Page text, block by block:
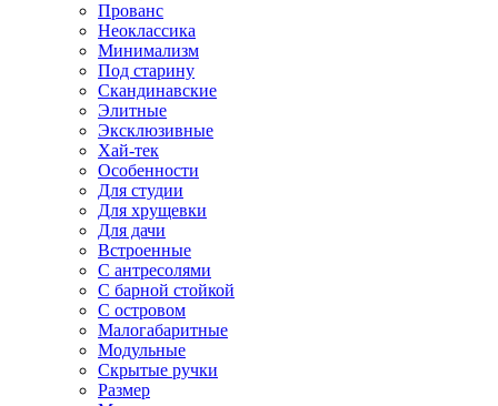
Прованс
Неоклассика
Минимализм
Под старину
Скандинавские
Элитные
Эксклюзивные
Хай-тек
Особенности
Для студии
Для хрущевки
Для дачи
Встроенные
С антресолями
С барной стойкой
С островом
Малогабаритные
Модульные
Скрытые ручки
Размер